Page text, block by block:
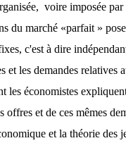
voire imposée
du marché «parfait »
c'est à dire
et les demandes relatives
les économistes
offres et de ces mêmes
et la théorie